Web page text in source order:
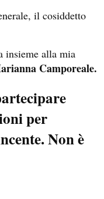
il cosiddetto
insieme alla mia
Camporeale.
per
Non è